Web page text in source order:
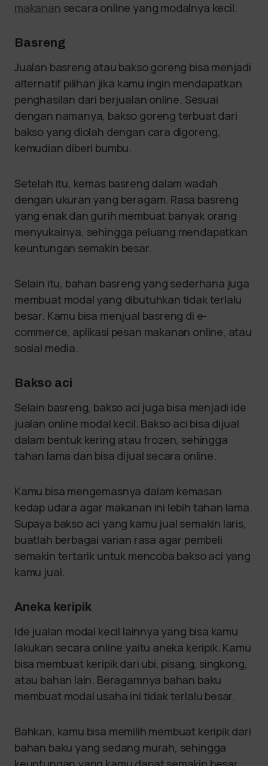
makanan secara online yang modalnya kecil.
Basreng
Jualan basreng atau bakso goreng bisa menjadi
alternatif pilihan jika kamu ingin mendapatkan
penghasilan dari berjualan online. Sesuai
dengan namanya, bakso goreng terbuat dari
bakso yang diolah dengan cara digoreng,
kemudian diberi bumbu.
Setelah itu, kemas basreng dalam wadah
dengan ukuran yang beragam. Rasa basreng
yang enak dan gurih membuat banyak orang
menyukainya, sehingga peluang mendapatkan
keuntungan semakin besar.
Selain itu, bahan basreng yang sederhana juga
membuat modal yang dibutuhkan tidak terlalu
besar. Kamu bisa menjual basreng di e-
commerce, aplikasi pesan makanan online, atau
sosial media.
Bakso aci
Selain basreng, bakso aci juga bisa menjadi ide
jualan online modal kecil. Bakso aci bisa dijual
dalam bentuk kering atau frozen, sehingga
tahan lama dan bisa dijual secara online.
Kamu bisa mengemasnya dalam kemasan
kedap udara agar makanan ini lebih tahan lama.
Supaya bakso aci yang kamu jual semakin laris,
buatlah berbagai varian rasa agar pembeli
semakin tertarik untuk mencoba bakso aci yang
kamu jual.
Aneka keripik
Ide jualan modal kecil lainnya yang bisa kamu
lakukan secara online yaitu aneka keripik. Kamu
bisa membuat keripik dari ubi, pisang, singkong,
atau bahan lain. Beragamnya bahan baku
membuat modal usaha ini tidak terlalu besar.
Bahkan, kamu bisa memilih membuat keripik dari
bahan baku yang sedang murah, sehingga